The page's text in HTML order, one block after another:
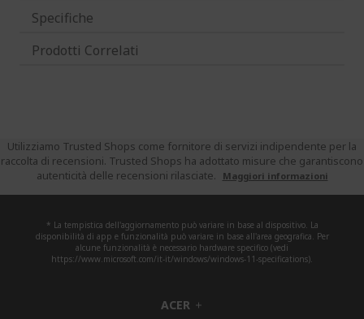
Specifiche
Prodotti Correlati
Utilizziamo Trusted Shops come fornitore di servizi indipendente per la
raccolta di recensioni. Trusted Shops ha adottato misure che garantiscono
autenticità delle recensioni rilasciate.
Maggiori informazioni
* La tempistica dell'aggiornamento può variare in base al dispositivo. La
disponibilità di app e funzionalità può variare in base all'area geografica. Per
alcune funzionalità è necessario hardware specifico (vedi
https://www.microsoft.com/it-it/windows/windows-11-specifications).
ACER h